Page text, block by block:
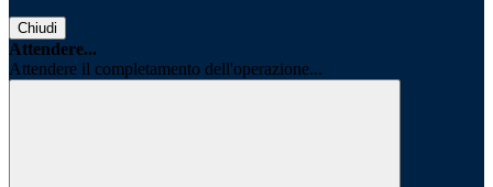
Chiudi
Attendere...
Attendere il completamento dell'operazione...